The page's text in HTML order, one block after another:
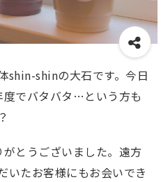
shin-shinの大石です。今日
でバタバタ…という方も
とうございました。遠方
いたお客様にもお会いでき